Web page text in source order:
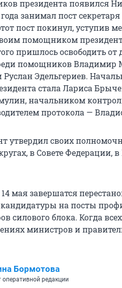
президента появился
занимал пост
пост покинул, уступив
помощником
пришлось освободить
помощников
Эдельгериев.
стала Лариса
начальником
протокола —
утвердил своих
в Совете Федерации,
мая завершатся
кандидатуры на посты
силового блока. Когда
министров и
Бормотова
редакции